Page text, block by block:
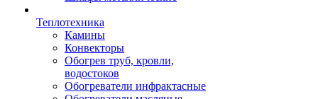
Теплотехника
Камины
Конвекторы
Обогрев труб, кровли,
водостоков
Обогреватели инфрактасные